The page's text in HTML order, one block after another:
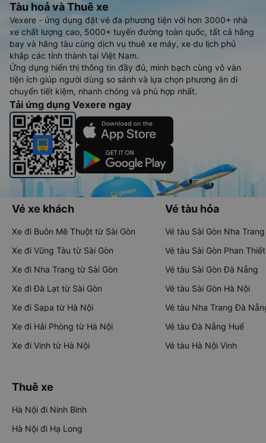
Tàu hoả và Thuê xe
Vexere - ứng dụng đặt vé đa phương tiện với hơn 3000+ nhà
xe chất lượng cao, 5000+ tuyến đường toàn quốc, tất cả hãng
bay và hãng tàu cùng dịch vụ thuê xe máy, xe du lịch phủ
khắp các tỉnh thành tại Việt Nam.
Ứng dụng hiển thị thông tin đầy đủ, minh bạch cùng vô vàn
tiện ích giúp người dùng so sánh và lựa chọn phương án di
chuyển tiết kiệm, nhanh chóng và phù hợp nhất.
Tải ứng dụng Vexere ngay
Vé xe khách
Xe đi Buôn Mê Thuột từ Sài Gòn
Xe đi Vũng Tàu từ Sài Gòn
Xe đi Nha Trang từ Sài Gòn
Xe đi Đà Lạt từ Sài Gòn
Xe đi Sapa từ Hà Nội
Xe đi Hải Phòng từ Hà Nội
Xe đi Vinh từ Hà Nội
Vé tàu hỏa
Vé tàu Sài Gòn Nha Trang
Vé tàu Sài Gòn Phan Thiết
Vé tàu Sài Gòn Đà Nẵng
Vé tàu Sài Gòn Hà Nội
Vé tàu Nha Trang Đà
Vé tàu Đà Nẵng Huế
Vé tàu Hà Nội Vinh
Thuê xe
Hà Nội đi Ninh Bình
Hà Nội đi Hạ Long